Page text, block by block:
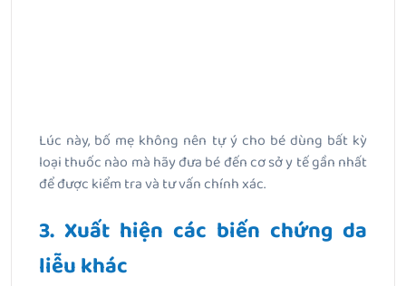
Lúc này, bố mẹ không nên tự ý cho bé dùng bất kỳ
loại thuốc nào mà hãy đưa bé đến cơ sở y tế gần nhất
để được kiểm tra và tư vấn chính xác.
3. Xuất hiện các biến chứng da
liễu khác